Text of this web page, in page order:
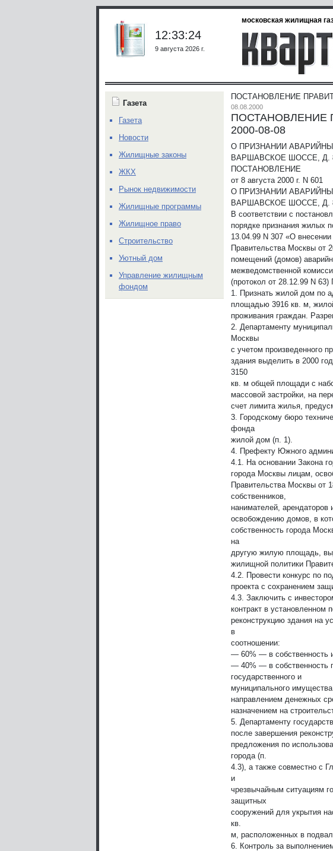
московская жилищная
12:33:24
9 августа 2026 г.
ПОСТАНОВЛЕНИЕ
08.08.2000
ПОСТАНОВЛЕНИЕ
2000-08-08
О ПРИЗНАНИИ
ВАРШАВСКОЕ ШОССЕ, Д.
ПОСТАНОВЛЕНИЕ
от 8 августа 2000 г. N 601
О ПРИЗНАНИИ
ВАРШАВСКОЕ ШОССЕ, Д.
В соответствии с
порядке признания жилых
13.04.99 N 307 «О
Правительства Москвы от
помещений (домов)
межведомственной
(протокол от 28.12.99 N
1. Признать жилой дом по
площадью 3916 кв. м,
проживания граждан.
2. Департаменту
Москвы
с учетом произведенного
здания выделить в 2000
3150
кв. м общей площади с
массовой застройки, на
счет лимита жилья,
3. Городскому бюро
фонда
жилой дом (п. 1).
4. Префекту Южного
4.1. На основании Закона
города Москвы лицам,
Правительства Москвы от
собственников,
нанимателей,
освобождению домов, в
собственность города
на
другую жилую площадь,
жилищной политики
4.2. Провести конкурс по
проекта с сохранением
4.3. Заключить с
контракт в установленном
реконструкцию здания на
в
соотношении:
— 60% — в собственность
— 40% — в собственность
государственного и
муниципального
направлением денежных
назначением на
5. Департаменту
после завершения
предложения по
города (п.
4.3), а также совместно с
и
чрезвычайным ситуациям
защитных
сооружений для укрытия
кв.
м, расположенных в
6. Контроль за
Газета
Газета
Новости
Жилищные законы
ЖКХ
Рынок недвижимости
Жилищные программы
Жилищное право
Строительство
Уютный дом
Управление жилищным
фондом